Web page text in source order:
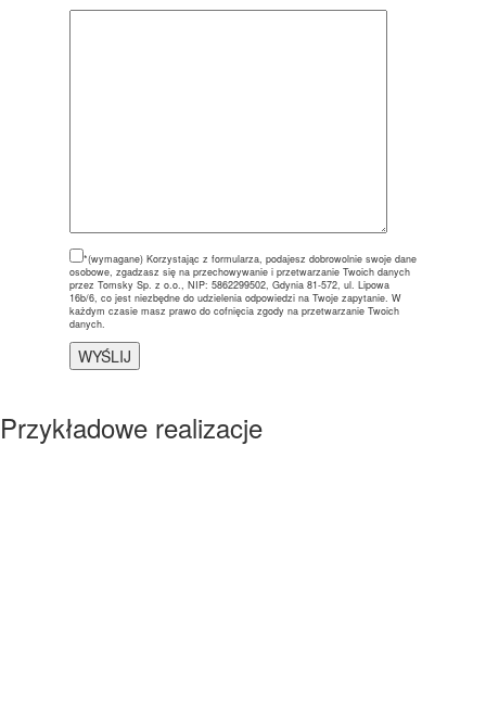
*(wymagane) Korzystając z formularza, podajesz dobrowolnie swoje dane
osobowe, zgadzasz się na przechowywanie i przetwarzanie Twoich danych
przez Tomsky Sp. z o.o., NIP: 5862299502, Gdynia 81-572, ul. Lipowa
16b/6, co jest niezbędne do udzielenia odpowiedzi na Twoje zapytanie. W
każdym czasie masz prawo do cofnięcia zgody na przetwarzanie Twoich
danych.
Przykładowe realizacje